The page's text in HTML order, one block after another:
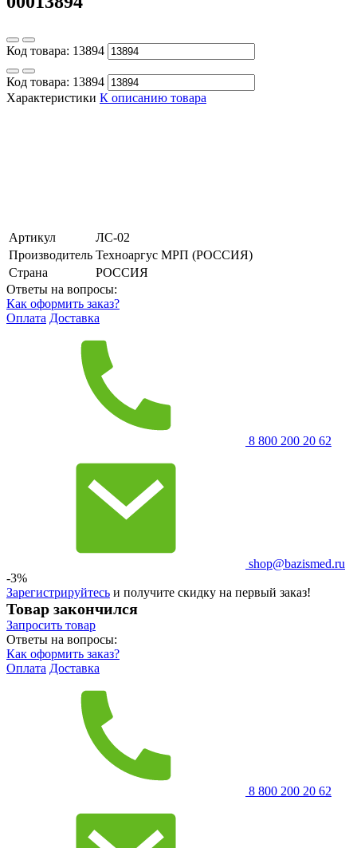
Код товара: 13894
Код товара: 13894
Характеристики К описанию товара
Артикул
ЛС-02
Производитель Техноаргус МРП (РОССИЯ)
Страна
РОССИЯ
Ответы на вопросы:
Как оформить заказ?
Оплата Доставка
8 800 200 20 62
shop@bazismed.ru
-3%
Зарегистрируйтесь и получите скидку на первый заказ!
Товар закончился
Запросить товар
Ответы на вопросы:
Как оформить заказ?
Оплата Доставка
8 800 200 20 62